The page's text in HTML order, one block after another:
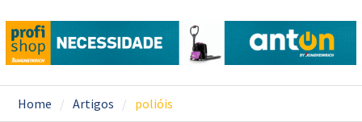
Home Artigos polióis